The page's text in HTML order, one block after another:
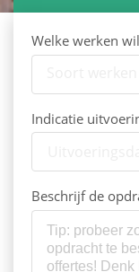
Welke werken
Indicatie
Beschrijf de